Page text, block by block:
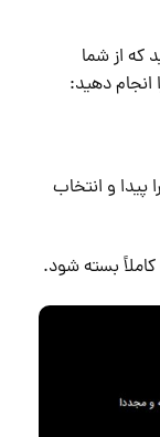
که از شما
انجام دهید:
پیدا و انتخاب
کاملاً بسته شود.